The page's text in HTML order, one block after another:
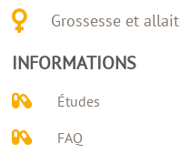
Grossesse et
INFORMATIONS
Études
FAQ